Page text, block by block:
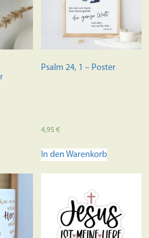
Psalm 24, 1 – Poster
4,95€
In den Warenkorb